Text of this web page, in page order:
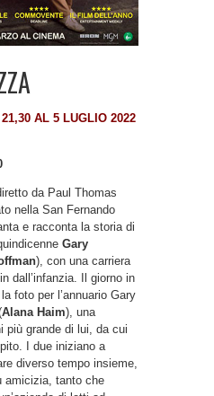
AL 5 LUGLIO 2022
da Paul Thomas
nella San Fernando
e racconta la storia di
Gary
), con una carriera
dall’infanzia. Il giorno in
foto per l’annuario Gary
Alana Haim), una
più grande di lui, da cui
I due iniziano a
diverso tempo insieme,
amicizia, tanto che